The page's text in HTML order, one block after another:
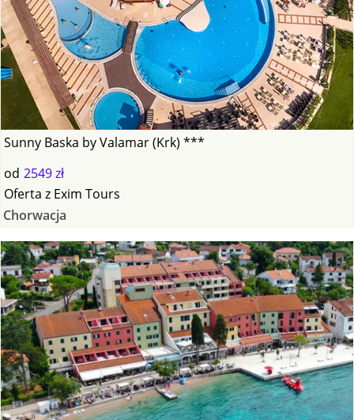
Sunny Baska by Valamar (Krk) ***
od 2549 zł
Oferta z Exim Tours
Chorwacja